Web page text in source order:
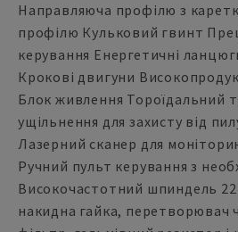
Направляюча профілю з
профілю Кульковий гвинт
керування Енергетичні
Крокові двигуни
Блок живлення Тороїдальний
ущільнення для захисту від
Лазерний сканер для
Ручний пульт керування з
Високочастотний шпиндель 22
накидна гайка, перетворювач